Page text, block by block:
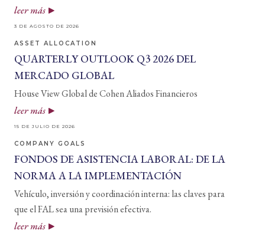
leer más
3 DE AGOSTO DE 2026
ASSET ALLOCATION
QUARTERLY OUTLOOK Q3 2026 DEL
MERCADO GLOBAL
House View Global de Cohen Aliados Financieros
leer más
15 DE JULIO DE 2026
COMPANY GOALS
FONDOS DE ASISTENCIA LABORAL: DE LA
NORMA A LA IMPLEMENTACIÓN
Vehículo, inversión y coordinación interna: las claves para
que el FAL sea una previsión efectiva.
leer más